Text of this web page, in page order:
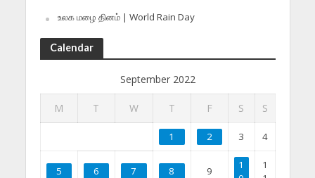
உலக மழை தினம் | World Rain Day
Calendar
September 2022
M T W T F S S
1 2 3 4
5 6 7 8 9
1
1